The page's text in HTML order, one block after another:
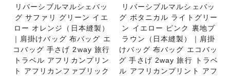
リバーシブルマルシェバッ
グ サファリ グリーン イエ
ロー オレンジ（日本縫製）
｜肩掛けバッグ 布バッグ エ
コバッグ 手さげ 2way 旅行
トラベル アフリカンプリン
ト アフリカンファブリック
リバーシブルマルシェバッ
グ ボタニカル ライトグリー
ン イエロー ピンク 裏地ブ
ラウン（日本縫製）｜肩掛
けバッグ 布バッグ エコバッ
グ 手さげ 2way 旅行 トラベ
ル アフリカンプリント アフ